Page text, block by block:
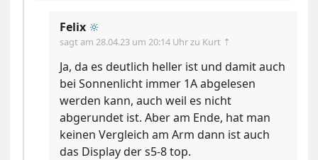
Felix 🔆
sagt am28.04.23 um 20:14 Uhrzu Kurt ⇡
Ja, da es deutlich heller ist und damit auch
bei Sonnenlicht immer 1A abgelesen
werden kann, auch weil es nicht
abgerundet ist. Aber am Ende, hat man
keinen Vergleich am Arm dann ist auch
das Display der s5-8 top.